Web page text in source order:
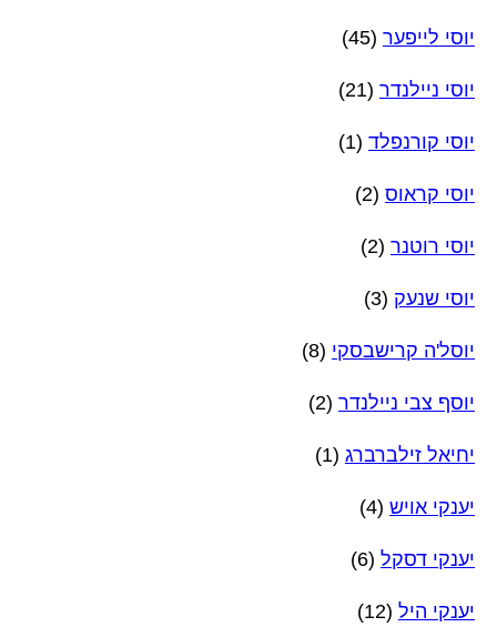
יוסי לייפער (45)
יוסי ניילנדר (21)
יוסי קורנפלד (1)
יוסי קראוס (2)
יוסי רוטנר (2)
יוסי שנעק (3)
יוסל'ה קרישבסקי (8)
יוסף צבי ניילנדר (2)
יחיאל זילברברג (1)
יענקי אויש (4)
יענקי דסקל (6)
יענקי היל (12)